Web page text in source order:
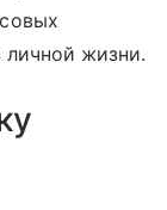
личной жизни.